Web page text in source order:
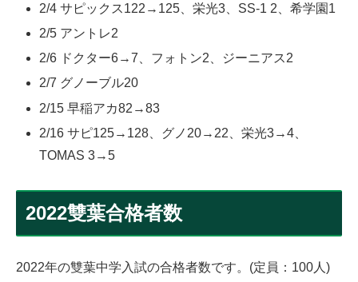
2/4 サピックス122→125、栄光3、SS-1 2、希学園1
2/5 アントレ2
2/6 ドクター6→7、フォトン2、ジーニアス2
2/7 グノーブル20
2/15 早稲アカ82→83
2/16 サピ125→128、グノ20→22、栄光3→4、
TOMAS 3→5
2022雙葉合格者数
2022年の雙葉中学入試の合格者数です。(定員：100人)